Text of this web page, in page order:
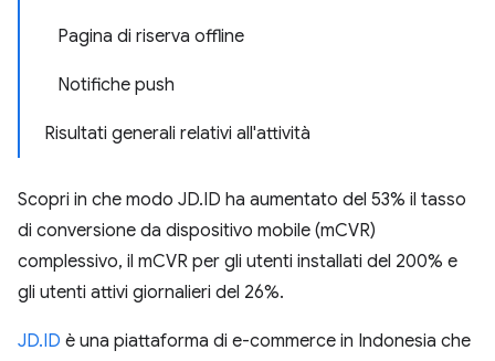
Pagina di riserva offline
Notifiche push
Risultati generali relativi all'attività
Scopri in che modo JD.ID ha aumentato del 53% il tasso
di conversione da dispositivo mobile (mCVR)
complessivo, il mCVR per gli utenti installati del 200% e
gli utenti attivi giornalieri del 26%.
JD.ID è una piattaforma di e-commerce in Indonesia che